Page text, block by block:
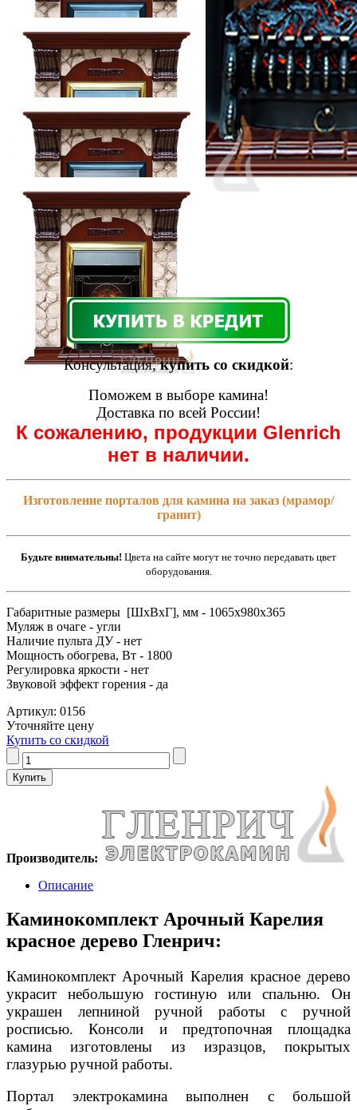
Консультация,купить со скидкой:
Поможем в выборе камина!
Доставка по всей России!
К сожалению, продукции Glenrich
нет в наличии.
Изготовление порталов для камина на заказ (мрамор/
гранит)
Будьте внимательны! Цвета на сайте могут не точно передавать цвет
оборудования.
Габаритные размеры [ШxВxГ], мм - 1065x980x365
Муляж в очаге - угли
Наличие пульта ДУ - нет
Мощность обогрева, Вт - 1800
Регулировка яркости - нет
Звуковой эффект горения - да
Артикул: 0156
Уточняйте цену
Купить со скидкой
Производитель:
Описание
Каминокомплект Арочный Карелия
красное дерево Гленрич:
Каминокомплект Арочный Карелия красное дерево
украсит небольшую гостиную или спальню. Он
украшен лепниной ручной работы с ручной
росписью. Консоли и предтопочная площадка
камина изготовлены из изразцов, покрытых
глазурью ручной работы.
Портал электрокамина выполнен с большой